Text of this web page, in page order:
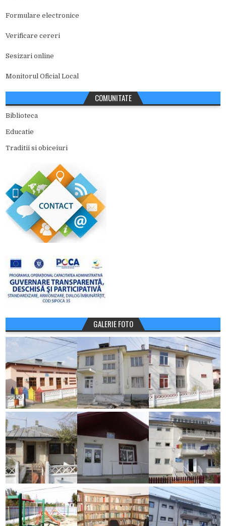
Formulare electronice
Verificare cereri
Sesizari online
Monitorul Oficial Local
COMUNITATE
Biblioteca
Educatie
Traditii si obiceiuri
GALERIE FOTO